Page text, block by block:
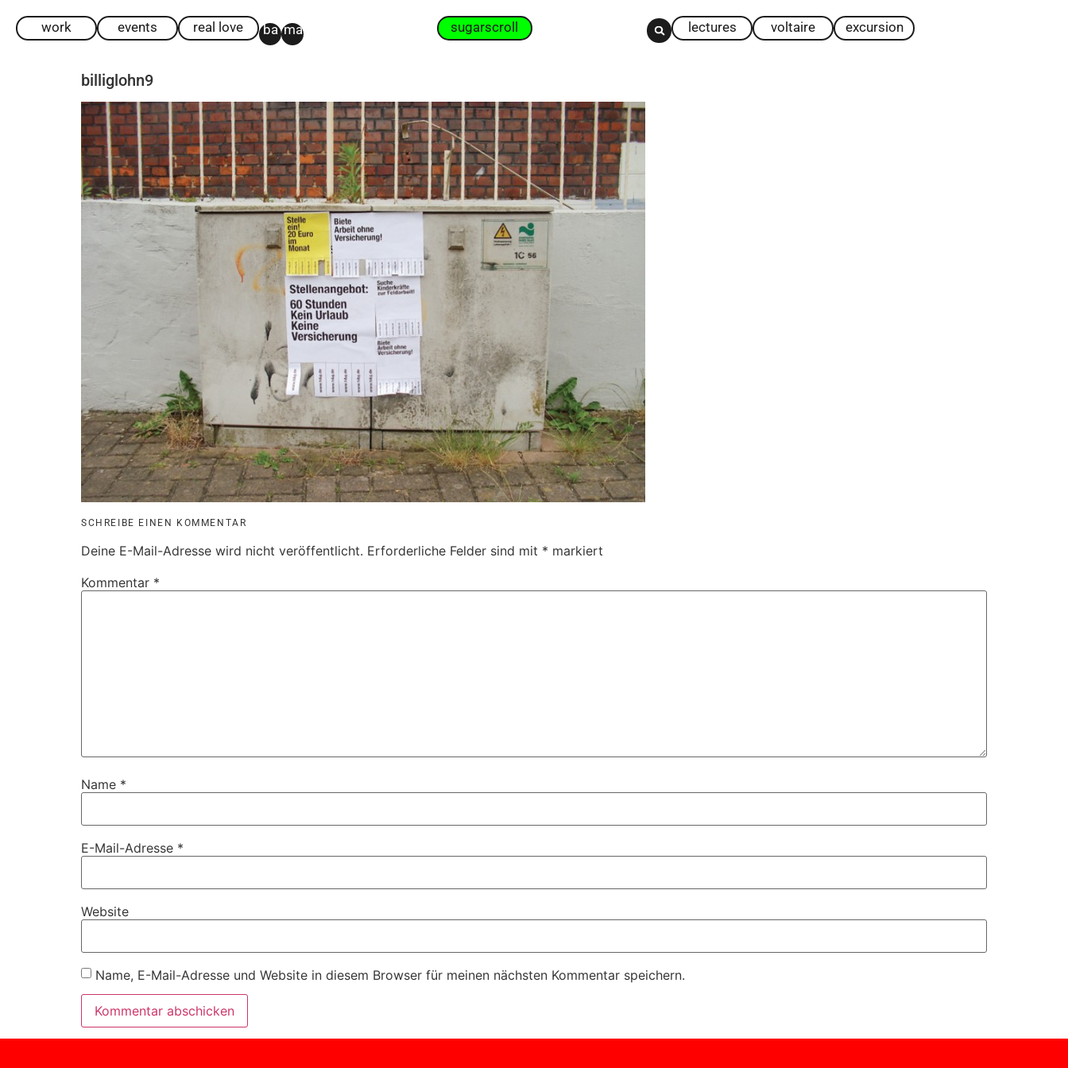
work events real love ba ma sugarscroll lectures voltaire excursion
billiglohn9
SCHREIBE EINEN KOMMENTAR
Deine E-Mail-Adresse wird nicht veröffentlicht. Erforderliche Felder sind mit * markiert
Kommentar *
Name *
E-Mail-Adresse *
Website
Name, E-Mail-Adresse und Website in diesem Browser für meinen nächsten Kommentar speichern.